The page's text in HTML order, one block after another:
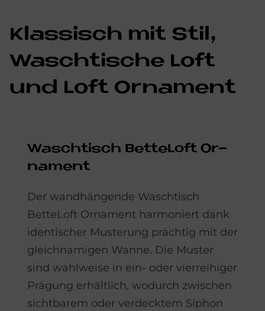
Klas­sisch mit Stil,
Wasch­ti­sche Loft
und Loft Or­na­ment
Wasch­tisch Bet­teL­oft Or­
na­ment
Der wandhängende Waschtisch
BetteLoft Ornament harmoniert dank
identischer Musterung prächtig mit der
gleichnamigen Wanne. Die Muster
sind wahlweise in ein- oder vierreihiger
Prägung erhältlich, wodurch zwischen
sichtbarem oder verdecktem Siphon